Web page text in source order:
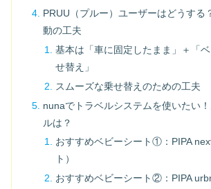
PRUU（プルー）ユーザーはどうする
動の工夫
基本は「車に固定したまま」＋「
せ替え」
スムーズな乗せ替えのための工夫
nunaでトラベルシステムを使いたい
ルは？
おすすめベビーシート①：PIPA
ト）
おすすめベビーシート②：PIPA